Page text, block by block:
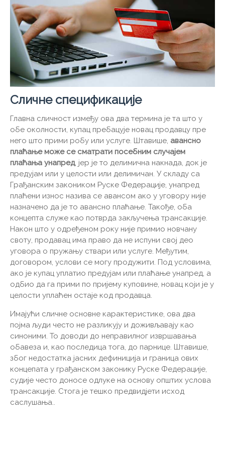
Сличне спецификације
Главна сличност између ова два термина је та што у
обе околности, купац пребацује новац продавцу пре
него што прими робу или услуге. Штавише, авансно
плаћање може се сматрати посебним случајем
плаћања унапред, јер је то делимична накнада, док је
предујам или у целости или делимичан. У складу са
Грађанским закоником Руске Федерације, унапред
плаћени износ назива се авансом ако у уговору није
назначено да је то авансно плаћање. Такође, оба
концепта служе као потврда закључења трансакције.
Након што у одређеном року није примио новчану
своту, продавац има право да не испуни свој део
уговора о пружању ствари или услуге. Међутим,
договором, услови се могу продужити. Под условима,
ако је купац уплатио предујам или плаћање унапред, а
одбио да га прими по пријему куповине, новац који је у
целости уплаћен остаје код продавца.
Имајући сличне основне карактеристике, ова два
појма људи често не разликују и доживљавају као
синоними. То доводи до неправилног извршавања
обавеза и, као последица тога, до парнице. Штавише,
због недостатка јасних дефиниција и граница ових
концепата у грађанском законику Руске Федерације,
судије често доносе одлуке на основу општих услова
трансакције. Стога је тешко предвидјети исход
саслушања..